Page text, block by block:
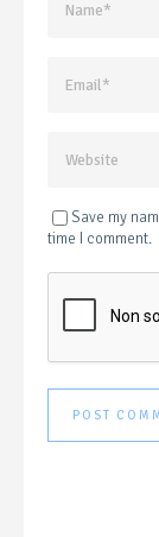
Save my
time I comment.